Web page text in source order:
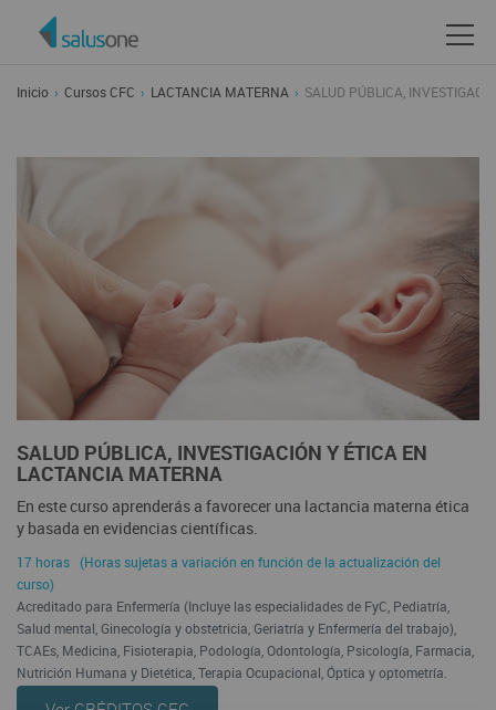
Inicio Cursos CFC LACTANCIA MATERNA SALUD PÚBLICA,
SALUD PÚBLICA, INVESTIGACIÓN Y ÉTICA EN
LACTANCIA MATERNA
En este curso aprenderás a favorecer una lactancia materna ética
y basada en evidencias científicas.
17 horas (Horas sujetas a variación en función de la actualización del
curso)
Acreditado para Enfermería (Incluye las especialidades de FyC, Pediatría,
Salud mental, Ginecología y obstetricia, Geriatría y Enfermería del trabajo),
TCAEs, Medicina, Fisioterapia, Podología, Odontología, Psicología, Farmacia,
Nutrición Humana y Dietética, Terapia Ocupacional, Óptica y optometría.